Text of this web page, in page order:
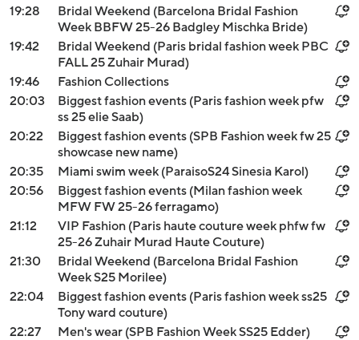
19:28
Bridal Weekend (Barcelona Bridal Fashion
Week BBFW 25-26 Badgley Mischka Bride)
19:42
Bridal Weekend (Paris bridal fashion week PBC
FALL 25 Zuhair Murad)
19:46
Fashion Collections
20:03
Biggest fashion events (Paris fashion week pfw
ss 25 elie Saab)
20:22
Biggest fashion events (SPB Fashion week fw 25
showcase new name)
20:35
Miami swim week (ParaisoS24 Sinesia Karol)
20:56
Biggest fashion events (Milan fashion week
MFW FW 25-26 ferragamo)
21:12
VIP Fashion (Paris haute couture week phfw fw
25-26 Zuhair Murad Haute Couture)
21:30
Bridal Weekend (Barcelona Bridal Fashion
Week S25 Morilee)
22:04
Biggest fashion events (Paris fashion week ss25
Tony ward couture)
22:27
Men's wear (SPB Fashion Week SS25 Edder)